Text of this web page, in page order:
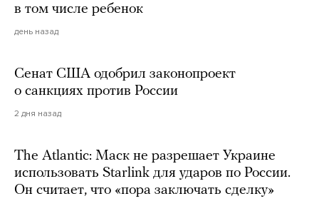
в том числе ребенок
день назад
Сенат США одобрил законопроект
о санкциях против России
2 дня назад
The Atlantic: Маск не разрешает Украине
использовать Starlink для ударов по России.
Он считает, что «пора заключать сделку»